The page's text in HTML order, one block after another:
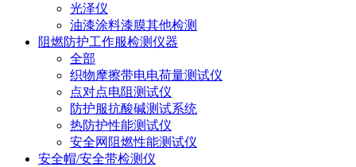
光泽仪
油漆涂料漆膜其他检测
阻燃防护工作服检测仪器
全部
织物摩擦带电电荷量测试仪
点对点电阻测试仪
防护服抗酸碱测试系统
热防护性能测试仪
安全网阻燃性能测试仪
安全帽/安全带检测仪